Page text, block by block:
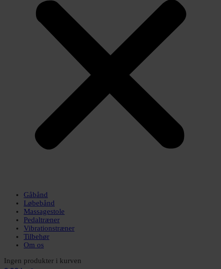
Gåbånd
Løbebånd
Massagestole
Pedaltræner
Vibrationstræner
Tilbehør
Om os
Ingen produkter i kurven